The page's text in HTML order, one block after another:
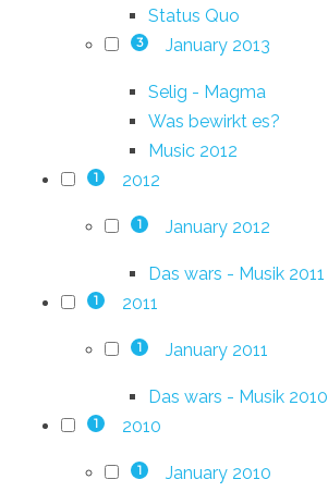
Status Quo
3 January 2013
Selig - Magma
Was bewirkt es?
Music 2012
1 2012
1 January 2012
Das wars - Musik 2011
1 2011
1 January 2011
Das wars - Musik 2010
1 2010
1 January 2010